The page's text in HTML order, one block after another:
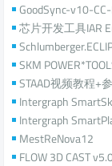
GoodSync-v10-
芯片开发工具IAR
SKM
STAAD视频教程+
Intergraph
Intergraph
MestReNova12
FLOW 3D CAST